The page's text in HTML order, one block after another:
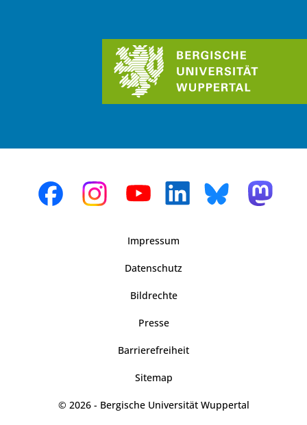
Impressum
Datenschutz
Bildrechte
Presse
Barrierefreiheit
Sitemap
© 2026 - Bergische Universität Wuppertal